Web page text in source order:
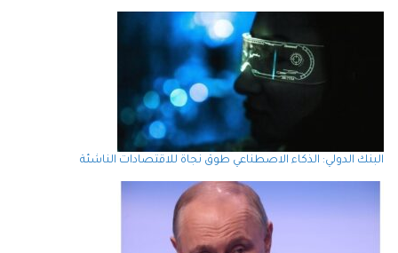
البنك الدولي: الذكاء الاصطناعي طوق نجاة للاقتصادات الناشئة